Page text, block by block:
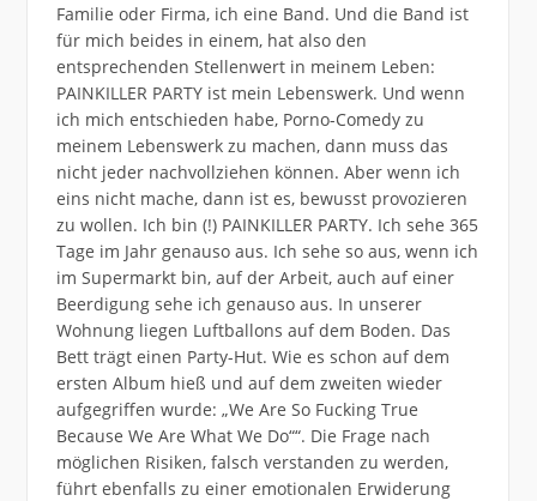
Familie oder Firma, ich eine Band. Und die Band ist
für mich beides in einem, hat also den
entsprechenden Stellenwert in meinem Leben:
PAINKILLER PARTY ist mein Lebenswerk. Und wenn
ich mich entschieden habe, Porno-Comedy zu
meinem Lebenswerk zu machen, dann muss das
nicht jeder nachvollziehen können. Aber wenn ich
eins nicht mache, dann ist es, bewusst provozieren
zu wollen. Ich bin (!) PAINKILLER PARTY. Ich sehe 365
Tage im Jahr genauso aus. Ich sehe so aus, wenn ich
im Supermarkt bin, auf der Arbeit, auch auf einer
Beerdigung sehe ich genauso aus. In unserer
Wohnung liegen Luftballons auf dem Boden. Das
Bett trägt einen Party-Hut. Wie es schon auf dem
ersten Album hieß und auf dem zweiten wieder
aufgegriffen wurde: „We Are So Fucking True
Because We Are What We Do““. Die Frage nach
möglichen Risiken, falsch verstanden zu werden,
führt ebenfalls zu einer emotionalen Erwiderung